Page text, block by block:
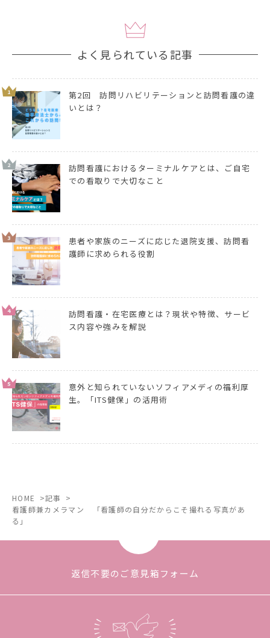
よく見られている記事
1
第2回 訪問リハビリテーションと訪問看護の違
いとは？
2
訪問看護におけるターミナルケアとは、ご自宅
での看取りで大切なこと
3
患者や家族のニーズに応じた退院支援、訪問看
護師に求められる役割
4
訪問看護・在宅医療とは？現状や特徴、サービ
ス内容や強みを解説
5
意外と知られていないソフィアメディの福利厚
生。「ITS健保」の活用術
HOME
記事
看護師兼カメラマン 「看護師の自分だからこそ撮れる写真があ
る」
返信不要のご意見箱フォーム